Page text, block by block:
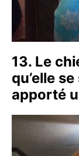
13. Le
qu’elle
apporté